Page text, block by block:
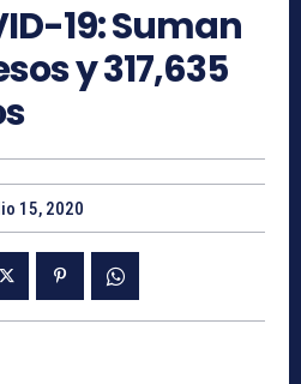
19: Suman
y 317,635
15, 2020